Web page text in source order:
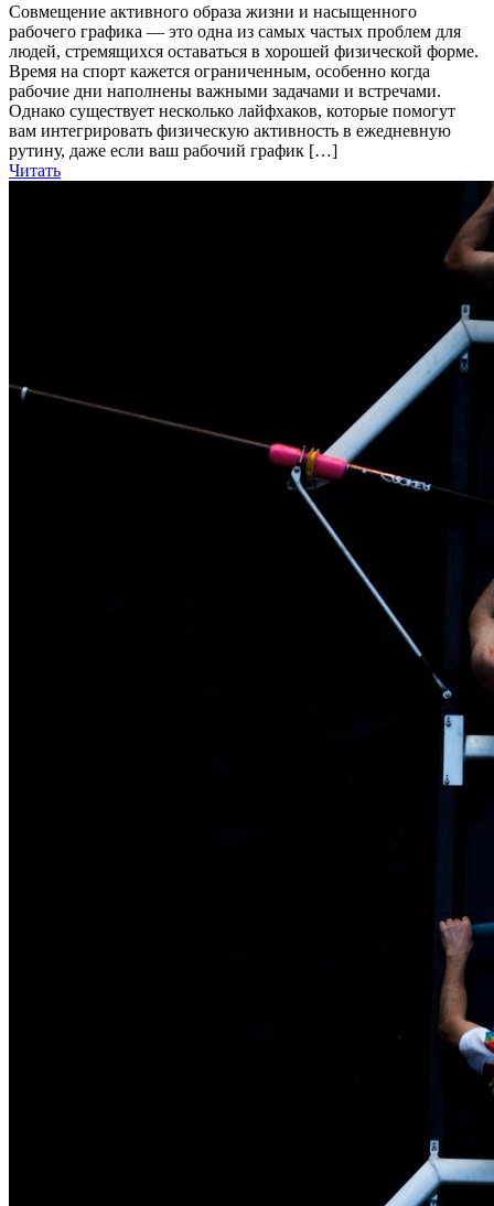
Совмещение активного образа жизни и насыщенного
рабочего графика — это одна из самых частых проблем для
людей, стремящихся оставаться в хорошей физической форме.
Время на спорт кажется ограниченным, особенно когда
рабочие дни наполнены важными задачами и встречами.
Однако существует несколько лайфхаков, которые помогут
вам интегрировать физическую активность в ежедневную
рутину, даже если ваш рабочий график […]
Читать